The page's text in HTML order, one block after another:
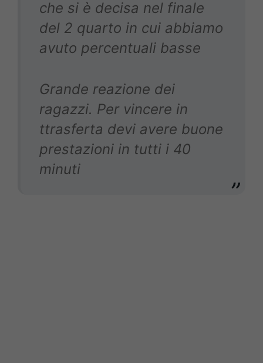
che si è decisa nel finale
del 2 quarto in cui abbiamo
avuto percentuali basse
Grande reazione dei
ragazzi. Per vincere in
ttrasferta devi avere buone
prestazioni in tutti i 40
minuti